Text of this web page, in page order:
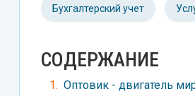
Бухгалтерский учет
СОДЕРЖАНИЕ
Оптовик - двигатель